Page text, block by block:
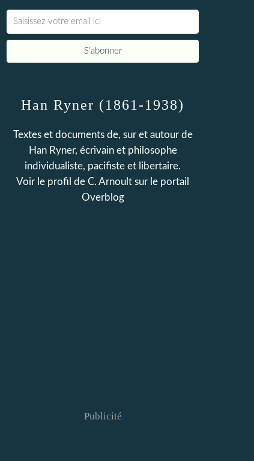
Han Ryner (1861-1938)
Textes et documents de, sur et autour de
Han Ryner, écrivain et philosophe
individualiste, pacifiste et libertaire.
Voir le profil de C. Arnoult sur le portail
Overblog
Publicité